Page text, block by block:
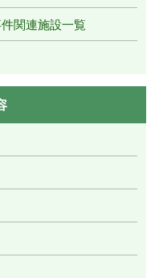
関連施設一覧